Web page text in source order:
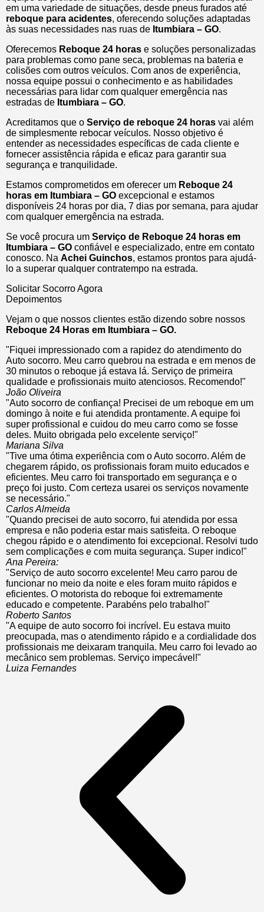
em uma variedade de situações, desde pneus furados até
reboque para acidentes, oferecendo soluções adaptadas
às suas necessidades nas ruas de Itumbiara – GO.
Oferecemos Reboque 24 horas e soluções personalizadas
para problemas como pane seca, problemas na bateria e
colisões com outros veículos. Com anos de experiência,
nossa equipe possui o conhecimento e as habilidades
necessárias para lidar com qualquer emergência nas
estradas de Itumbiara – GO.
Acreditamos que o Serviço de reboque 24 horas vai além
de simplesmente rebocar veículos. Nosso objetivo é
entender as necessidades específicas de cada cliente e
fornecer assistência rápida e eficaz para garantir sua
segurança e tranquilidade.
Estamos comprometidos em oferecer um Reboque 24
horas em Itumbiara – GO excepcional e estamos
disponíveis 24 horas por dia, 7 dias por semana, para ajudar
com qualquer emergência na estrada.
Se você procura um Serviço de Reboque 24 horas em
Itumbiara – GO confiável e especializado, entre em contato
conosco. Na Achei Guinchos, estamos prontos para ajudá-
lo a superar qualquer contratempo na estrada.
Solicitar Socorro Agora
Depoimentos
Vejam o que nossos clientes estão dizendo sobre nossos
Reboque 24 Horas em Itumbiara – GO.
"Fiquei impressionado com a rapidez do atendimento do
Auto socorro. Meu carro quebrou na estrada e em menos de
30 minutos o reboque já estava lá. Serviço de primeira
qualidade e profissionais muito atenciosos. Recomendo!"
João Oliveira
"Auto socorro de confiança! Precisei de um reboque em um
domingo à noite e fui atendida prontamente. A equipe foi
super profissional e cuidou do meu carro como se fosse
deles. Muito obrigada pelo excelente serviço!"
Mariana Silva
"Tive uma ótima experiência com o Auto socorro. Além de
chegarem rápido, os profissionais foram muito educados e
eficientes. Meu carro foi transportado em segurança e o
preço foi justo. Com certeza usarei os serviços novamente
se necessário."
Carlos Almeida
"Quando precisei de auto socorro, fui atendida por essa
empresa e não poderia estar mais satisfeita. O reboque
chegou rápido e o atendimento foi excepcional. Resolvi tudo
sem complicações e com muita segurança. Super indico!"
Ana Pereira:
"Serviço de auto socorro excelente! Meu carro parou de
funcionar no meio da noite e eles foram muito rápidos e
eficientes. O motorista do reboque foi extremamente
educado e competente. Parabéns pelo trabalho!"
Roberto Santos
"A equipe de auto socorro foi incrível. Eu estava muito
preocupada, mas o atendimento rápido e a cordialidade dos
profissionais me deixaram tranquila. Meu carro foi levado ao
mecânico sem problemas. Serviço impecável!"
Luiza Fernandes